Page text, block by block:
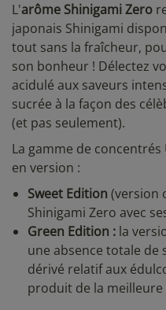
L'arôme Shinigami Zero
japonais Shinigami
tout sans la fraîcheur,
son bonheur ! Délectez
acidulé aux saveurs
sucrée à la façon des
(et pas seulement).
La gamme de
en version :
Sweet Edition (version
Shinigami Zero avec
Green Edition : la
une absence totale
dérivé relatif aux
produit de la